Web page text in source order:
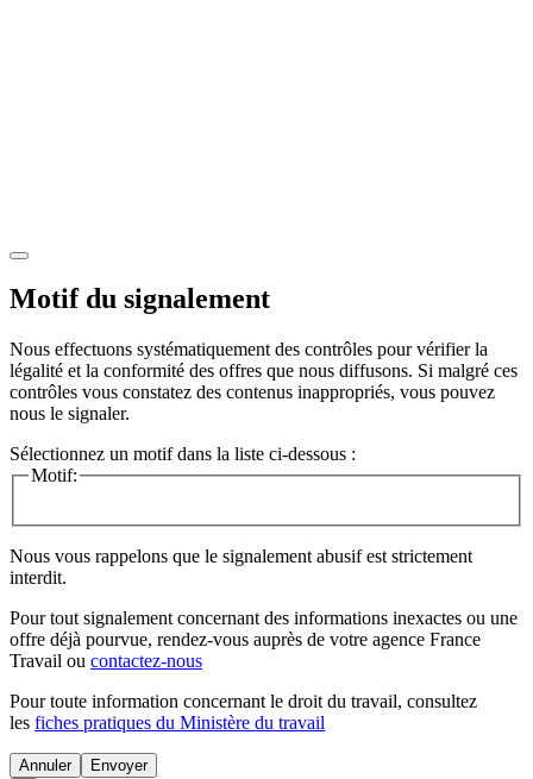
Motif du signalement
Nous effectuons systématiquement des contrôles pour vérifier la
légalité et la conformité des offres que nous diffusons. Si malgré ces
contrôles vous constatez des contenus inappropriés, vous pouvez
nous le signaler.
Sélectionnez un motif dans la liste ci-dessous :
Motif:
Nous vous rappelons que le signalement abusif est strictement
interdit.
Pour tout signalement concernant des informations inexactes ou une
offre déjà pourvue, rendez-vous auprès de votre agence France
Travail ou contactez-nous
Pour toute information concernant le droit du travail, consultez
les fiches pratiques du Ministère du travail
Annuler